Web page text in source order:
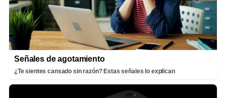
Señales de agotamiento
¿Te sientes cansado sin razón? Estas señales lo explican